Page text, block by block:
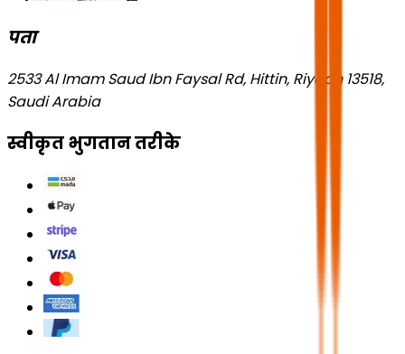
पता
2533 Al Imam Saud Ibn Faysal Rd, Hittin, Riyadh 13518,
Saudi Arabia
स्वीकृत भुगतान तरीके